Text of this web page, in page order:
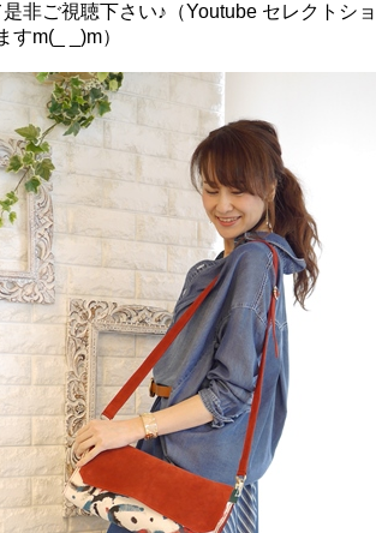
是非ご視聴下さい♪（Youtube セレクトシ
すm(_ _)m）